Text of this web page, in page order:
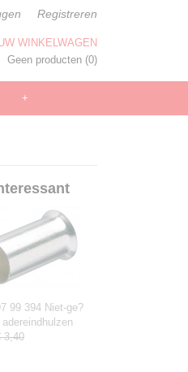
Registreren
WINKELWAGEN
Geen producten (0)
+
99 394 Niet-ge?
3,40